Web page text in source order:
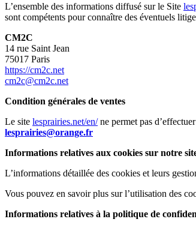
L’ensemble des informations diffusé sur le Site
sont compétents pour connaître des éventuels
CM2C
14 rue Saint Jean
75017 Paris
https://cm2c.net
cm2c@cm2c.net
Condition générales de ventes
Le site lesprairies.net/en/ne permet pas
lesprairies@orange.fr
Informations relatives aux cookies sur notre
L’informations détaillée des cookies et leurs
Vous pouvez en savoir plus sur l’utilisation des
Informations relatives à la politique de